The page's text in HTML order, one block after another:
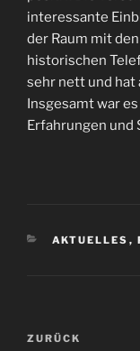
interessante
der Raum mit
historischen
sehr nett und
Insgesamt war
Erfahrungen und
AKTUELLES ,
ZURÜCK